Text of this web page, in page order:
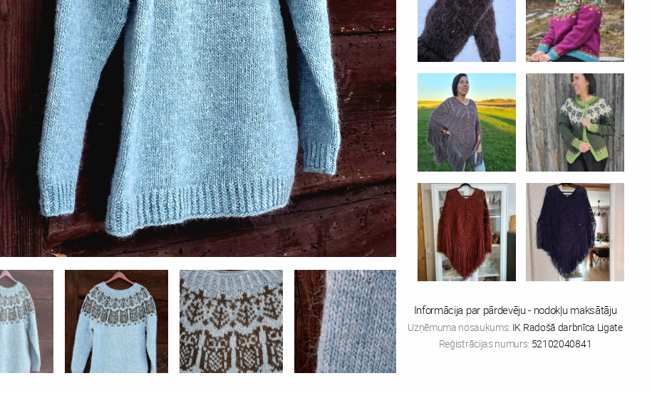
Informācija par pārdevēju - nodokļu maksātāju
Uzņēmuma nosaukums: IK Radošā darbnīca Ligate
Reģistrācijas numurs: 52102040841